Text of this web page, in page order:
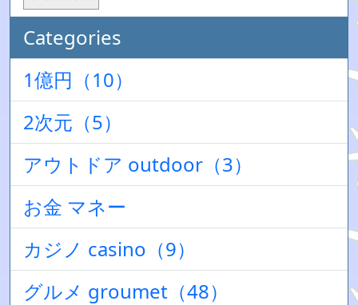
Categories
1億円（10）
2次元（5）
アウトドア outdoor（3）
お金 マネー
カジノ casino（9）
グルメ groumet（48）